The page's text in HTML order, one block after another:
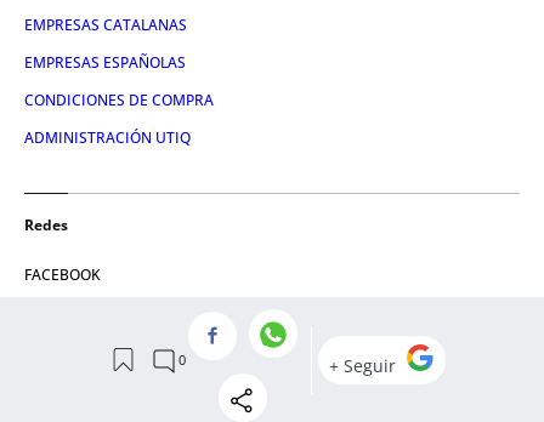
EMPRESAS CATALANAS
EMPRESAS ESPAÑOLAS
CONDICIONES DE COMPRA
ADMINISTRACIÓN UTIQ
Redes
FACEBOOK